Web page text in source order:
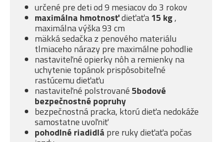
určené pre deti od 9 mesiacov do 3 rokov
maximálna hmotnosťdieťaťa15 kg,
maximálna výška 93 cm
mäkká sedačka z penového materiálu
tlmiaceho nárazy pre maximálne pohodlie
nastaviteľné opierky nôh a remienky na
uchytenie topánok prispôsobiteľné
rastúcemu dieťaťu
nastaviteľné polstrované5bodové
bezpečnostné popruhy
bezpečnostná pracka, ktorú dieťa nedokáže
samostatne uvoľniť
pohodlné riadidlá pre ruky dieťaťa počas